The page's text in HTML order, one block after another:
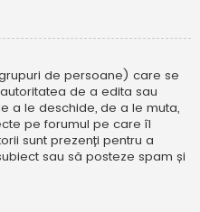
de persoane) care se
de a edita sau
a le deschide, de a le muta,
pe forumul pe care îl
sunt prezenți pentru a
sau să posteze spam și